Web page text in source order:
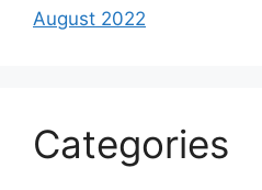
August 2022
Categories